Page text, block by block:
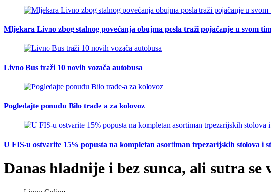
Mljekara Livno zbog stalnog povećanja obujma posla traži pojačanje u svom
Livno Bus traži 10 novih vozača autobusa
Pogledajte ponudu Bilo trade-a za kolovoz
U FIS-u ostvarite 15% popusta na kompletan asortiman trpezarijskih stolova i
Danas hladnije i bez sunca, ali sutra se